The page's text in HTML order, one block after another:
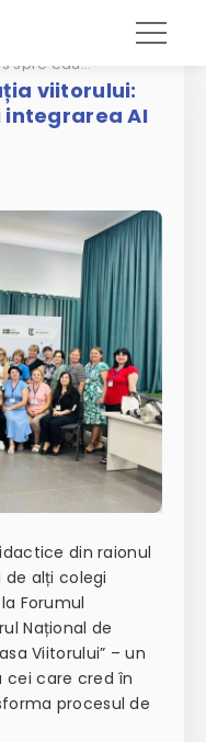
Un nou pas spre educația viitorului: Forumul profesorilor și integrarea AI în școală
viitorului:
integrarea AI
din raionul
alți colegi
Forumul
Național de
Viitorului” – un
care cred în
procesul de